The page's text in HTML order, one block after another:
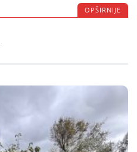
OPŠIRNIJE